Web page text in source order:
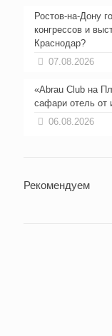
Ростов-на-Дону
конгрессов и
Краснодар?
07.08.2026
«Abrau Club на
сафари отель от
06.08.2026
Рекомендуем